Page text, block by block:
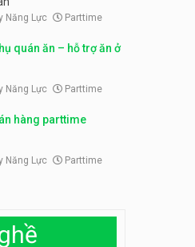
vụ bàn parttime
Vợt
nhân viên phục vụ ca
kem dừa
nhân viên phụ bếp –
Đậu Mắm Tôm - Bếp Tiên
nhân viên phụ quán ăn
nhân viên sale,
Năng Lực Parttime
quán ăn – hỗ trợ ăn ở
Năng Lực Parttime
hàng parttime
Năng Lực Parttime